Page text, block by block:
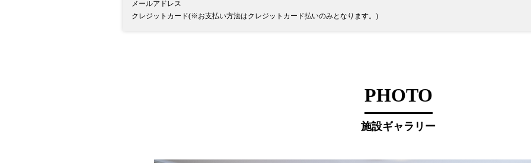
メールアドレス
クレジットカード(※お支払い方法はクレジットカード払いのみとなります。)
PHOTO
施設ギャラリー